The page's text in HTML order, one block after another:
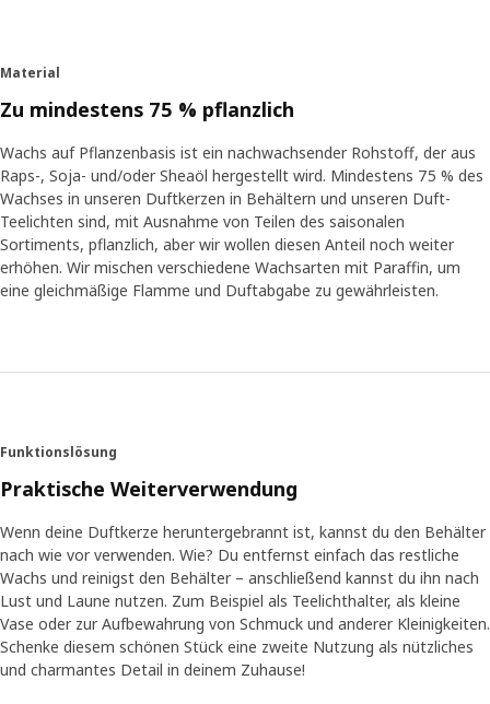
Material
Zu mindestens 75 % pflanzlich
Wachs auf Pflanzenbasis ist ein nachwachsender Rohstoff, der aus
Raps-, Soja- und/oder Sheaöl hergestellt wird. Mindestens 75 % des
Wachses in unseren Duftkerzen in Behältern und unseren Duft-
Teelichten sind, mit Ausnahme von Teilen des saisonalen
Sortiments, pflanzlich, aber wir wollen diesen Anteil noch weiter
erhöhen. Wir mischen verschiedene Wachsarten mit Paraffin, um
eine gleichmäßige Flamme und Duftabgabe zu gewährleisten.
Funktionslösung
Praktische Weiterverwendung
Wenn deine Duftkerze heruntergebrannt ist, kannst du den Behälter
nach wie vor verwenden. Wie? Du entfernst einfach das restliche
Wachs und reinigst den Behälter – anschließend kannst du ihn nach
Lust und Laune nutzen. Zum Beispiel als Teelichthalter, als kleine
Vase oder zur Aufbewahrung von Schmuck und anderer Kleinigkeiten.
Schenke diesem schönen Stück eine zweite Nutzung als nützliches
und charmantes Detail in deinem Zuhause!